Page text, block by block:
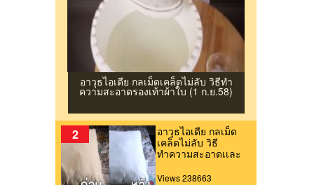
อาวุธไอเดีย กลเม็ดเคล็ดไม่ลับ วิธีทํา
ความสะอาดรองเท้าผ้าใบ (1 ก.ย.58)
2
อาวุธไอเดีย กลเม็ด
เคล็ดไม่ลับ วิธี
ทำความสะอาดเเละ
หมอน (25มิ.ย.59)
Views 238663